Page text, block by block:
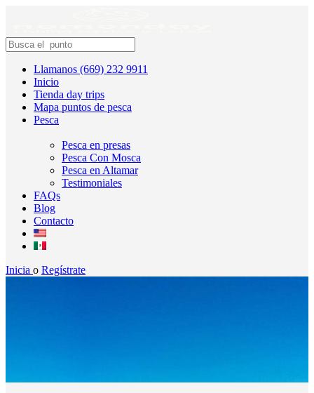
Llamanos (669) 232 9911
Inicio
Tienda day trips
Mapa puntos de pesca
Pesca
Pesca en presas
Pesca Con Mosca
Pesca en Altamar
Testimoniales
FAQs
Blog
Contacto
Inicia o Regístrate